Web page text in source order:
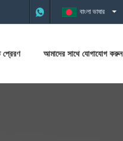
বাংলা ভাষার
আমাদের সাথে যোগাযোগ করুন